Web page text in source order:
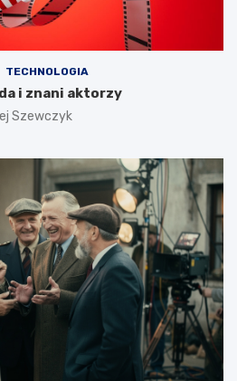
TECHNOLOGIA
i znani aktorzy
Szewczyk